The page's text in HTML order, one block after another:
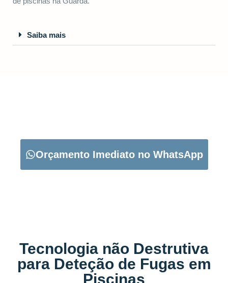
Saiba mais
Orçamento Imediato no WhatsApp
Tecnologia não Destrutiva
para Deteção de Fugas em
Piscinas